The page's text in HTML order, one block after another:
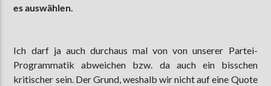
es auswählen.
Ich darf ja auch durchaus mal von von unserer Partei-
Programmatik abweichen bzw. da auch ein bisschen
kritischer sein. Der Grund, weshalb wir nicht auf eine Quote